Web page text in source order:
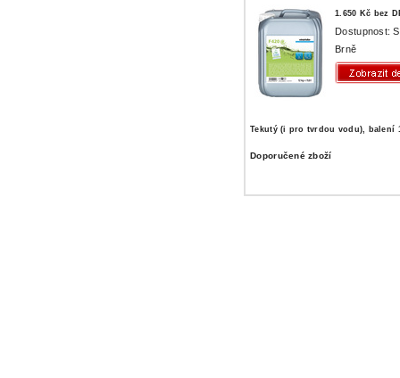
1.650 Kč bez
Dostupnost:
Brně
Tekutý (i pro tvrdou vodu), balení
Doporučené zboží